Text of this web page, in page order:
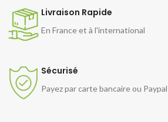
Livraison Rapide
En France et à l'international
Sécurisé
Payez par carte bancaire ou Paypal